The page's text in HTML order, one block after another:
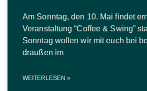
Am Sonntag, den 10. Mai findet
Veranstaltung “Coffee & Swing”
Sonntag wollen wir mit euch bei
draußen im
WEITERLESEN »